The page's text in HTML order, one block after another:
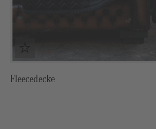
Fleecedecke